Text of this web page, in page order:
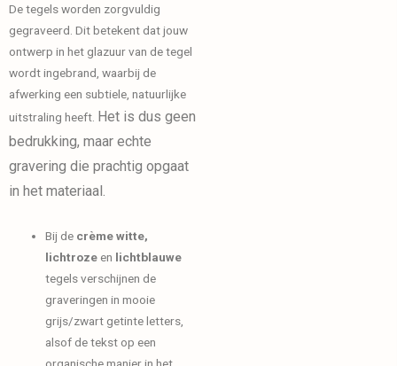
De tegels worden zorgvuldig
gegraveerd. Dit betekent dat jouw
ontwerp in het glazuur van de tegel
wordt ingebrand, waarbij de
afwerking een subtiele, natuurlijke
uitstraling heeft. Het is dus geen
bedrukking, maar echte
gravering die prachtig opgaat
in het materiaal.
Bij de crème witte,
lichtrozeen lichtblauwe
tegels verschijnen de
graveringen in mooie
grijs/zwart getinte letters,
alsof de tekst op een